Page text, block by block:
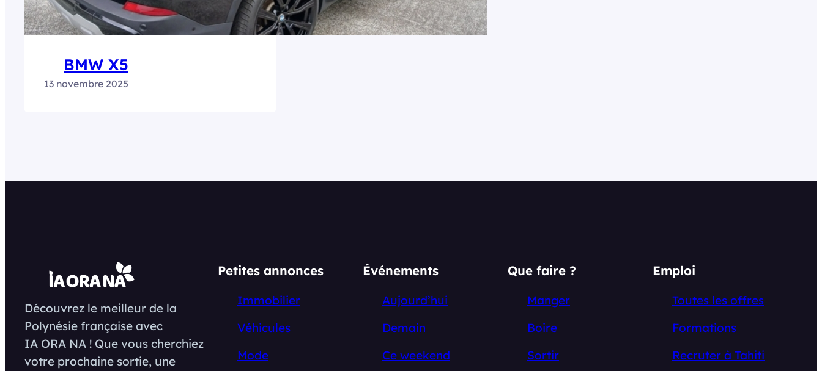
BMW X5
13 novembre 2025
Découvrez le meilleur de la
Polynésie française avec
IA ORA NA ! Que vous cherchiez
votre prochaine sortie, une
Petites annonces
Immobilier
Véhicules
Mode
Événements
Aujourd’hui
Demain
Ce weekend
Que faire ?
Manger
Boire
Sortir
Emploi
Toutes les offres
Formations
Recruter à Tahiti